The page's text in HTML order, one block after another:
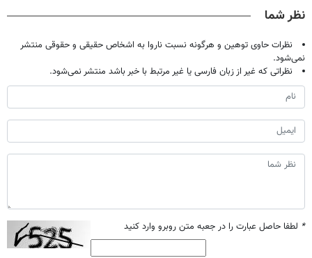
نظر شما
نظرات حاوی توهین و هرگونه نسبت ناروا به اشخاص حقیقی و حقوقی منتشر
نمی‌شود.
نظراتی که غیر از زبان فارسی یا غیر مرتبط با خبر باشد منتشر نمی‌شود.
* لطفا حاصل عبارت را در جعبه متن روبرو وارد کنید